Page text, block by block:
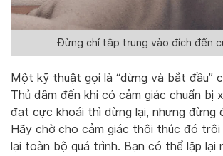
Đừng chỉ tập trung vào đích đến
Một kỹ thuật gọi là “dừng và bắt đầu”
Thủ dâm đến khi có cảm giác chuẩn bị
đạt cực khoái thì dừng lại, nhưng đừng
Hãy chờ cho cảm giác thôi thúc đó
lại toàn bộ quá trình. Bạn có thể lặp lại